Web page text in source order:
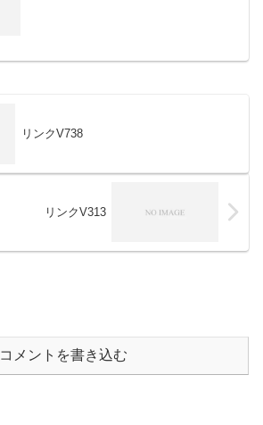
リンクV738
リンクV313
コメントを書き込む